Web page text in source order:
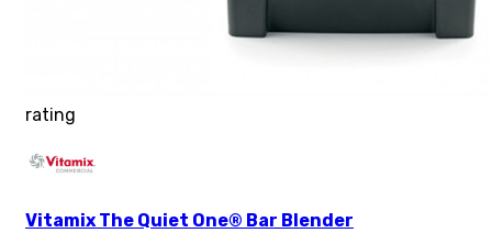
rating
Vitamix The Quiet One® Bar Blender